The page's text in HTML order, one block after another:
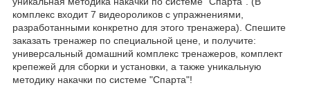
комплекс входит 7 видеороликов с упражнениями,
разработанными конкретно для этого тренажера). Спешите
заказать тренажер по специальной цене, и получите:
универсальный домашний комплекс тренажеров, комплект
крепежей для сборки и установки, а также уникальную
методику накачки по системе "Спарта"!